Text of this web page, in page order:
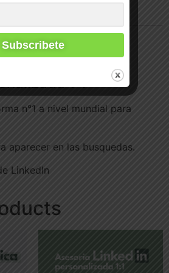
1:1
n°1 a nivel mundial para
aparecer en las busquedas.
LinkedIn